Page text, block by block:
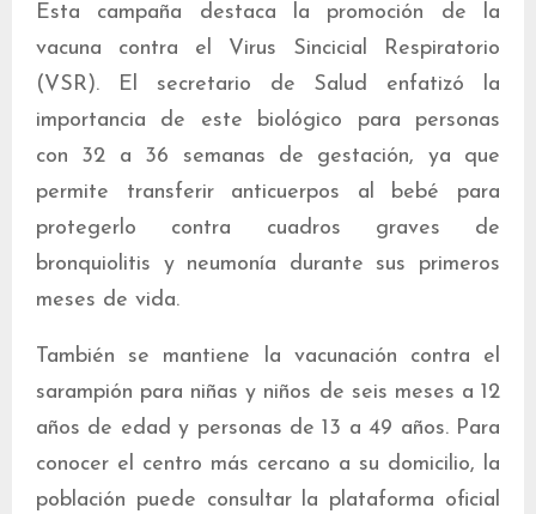
Esta campaña destaca la promoción de la
vacuna contra el Virus Sincicial Respiratorio
(VSR). El secretario de Salud enfatizó la
importancia de este biológico para personas
con 32 a 36 semanas de gestación, ya que
permite transferir anticuerpos al bebé para
protegerlo contra cuadros graves de
bronquiolitis y neumonía durante sus primeros
meses de vida.
También se mantiene la vacunación contra el
sarampión para niñas y niños de seis meses a 12
años de edad y personas de 13 a 49 años. Para
conocer el centro más cercano a su domicilio, la
población puede consultar la plataforma oficial